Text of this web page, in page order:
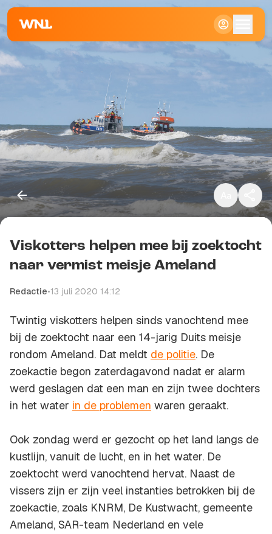
Klein
Standaard
Groot
Kopieer link
Viskotters helpen mee bij zoektocht
naar vermist meisje Ameland
Redactie•13 juli 2020 14:12
Twintig viskotters helpen sinds vanochtend mee
bij de zoektocht naar een 14-jarig Duits meisje
rondom Ameland. Dat meldt de politie. De
zoekactie begon zaterdagavond nadat er alarm
werd geslagen dat een man en zijn twee dochters
in het water in de problemen waren geraakt.
Ook zondag werd er gezocht op het land langs de
kustlijn, vanuit de lucht, en in het water. De
zoektocht werd vanochtend hervat. Naast de
vissers zijn er zijn veel instanties betrokken bij de
zoekactie, zoals KNRM, De Kustwacht, gemeente
Ameland, SAR-team Nederland en vele